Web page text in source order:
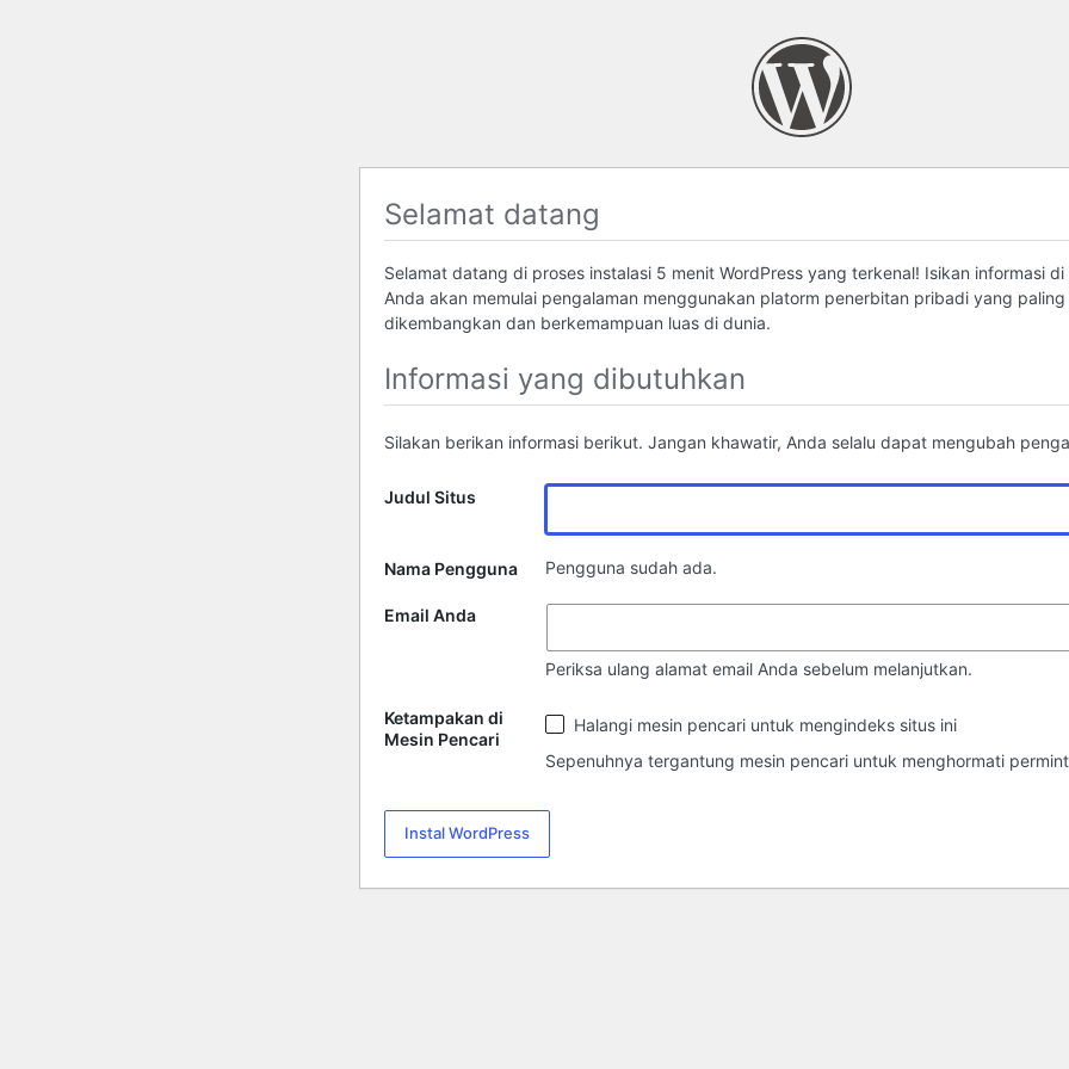
Selamat datang
Selamat datang di proses instalasi 5 menit WordPress yang terkenal! Isikan informasi
Anda akan memulai pengalaman menggunakan platorm penerbitan pribadi yang
dikembangkan dan berkemampuan luas di dunia.
Informasi yang dibutuhkan
Silakan berikan informasi berikut. Jangan khawatir, Anda selalu dapat mengubah
Judul Situs
Nama Pengguna Pengguna sudah ada.
Email Anda
Periksa ulang alamat email Anda sebelum melanjutkan.
Ketampakan di
Mesin Pencari
Ketampakan
di
Mesin
Halangi mesin pencari untuk mengindeks situs ini
Sepenuhnya tergantung mesin pencari untuk menghormati